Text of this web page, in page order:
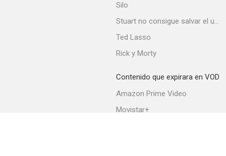
Silo
Stuart no consigue salvar el universo
Ted Lasso
Rick y Morty
Contenido que expirara en VOD
Amazon Prime Video
Movistar+